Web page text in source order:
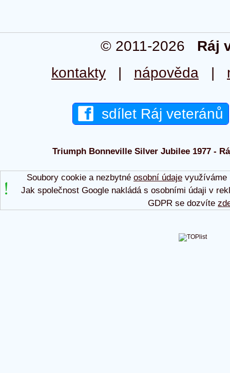
© 2011-2026 Ráj
kontakty | nápověda |
sdílet Ráj veteránů
Triumph Bonneville Silver Jubilee 1977 -
Soubory cookie a nezbytné osobní údajevyužíváme
Jak společnost Google nakládá s osobními údaji v
GDPR se dozvíte